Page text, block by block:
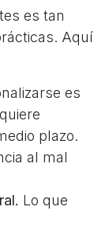
es tan
Aquí
es
plazo.
al mal
Lo que